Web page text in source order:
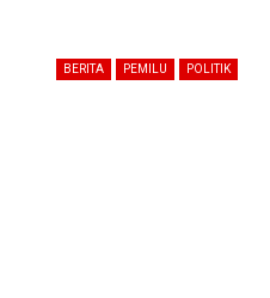
BERITA PEMILU POLITIK